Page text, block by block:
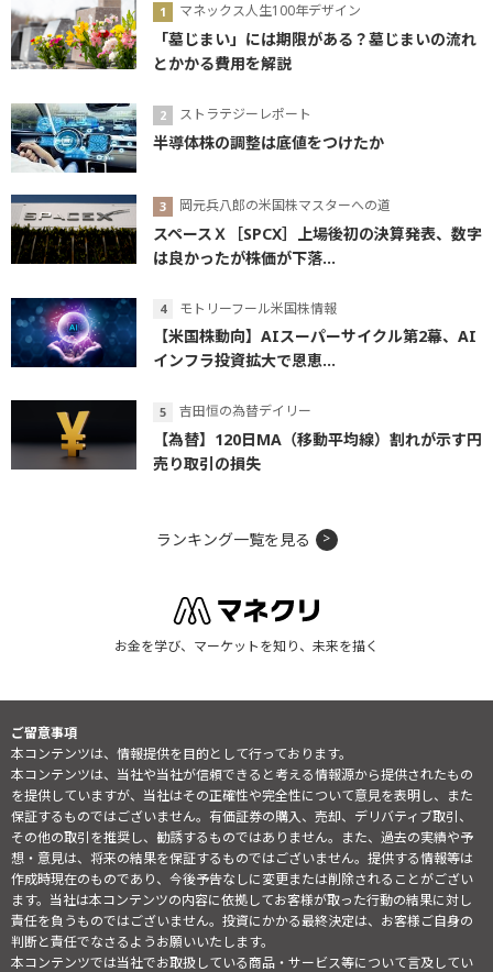
マネックス人生100年デザイン
「墓じまい」には期限がある？墓じまいの流れ
とかかる費用を解説
ストラテジーレポート
半導体株の調整は底値をつけたか
岡元兵八郎の米国株マスターへの道
スペースＸ［SPCX］上場後初の決算発表、数字
は良かったが株価が下落...
モトリーフール米国株情報
【米国株動向】AIスーパーサイクル第2幕、AI
インフラ投資拡大で恩恵...
吉田恒の為替デイリー
【為替】120日MA（移動平均線）割れが示す円
売り取引の損失
ランキング一覧を見る
お金を学び、マーケットを知り、未来を描く
ご留意事項
本コンテンツは、情報提供を目的として行っております。
本コンテンツは、当社や当社が信頼できると考える情報源から提供されたもの
を提供していますが、当社はその正確性や完全性について意見を表明し、また
保証するものではございません。有価証券の購入、売却、デリバティブ取引、
その他の取引を推奨し、勧誘するものではありません。また、過去の実績や予
想・意見は、将来の結果を保証するものではございません。提供する情報等は
作成時現在のものであり、今後予告なしに変更または削除されることがござい
ます。当社は本コンテンツの内容に依拠してお客様が取った行動の結果に対し
責任を負うものではございません。投資にかかる最終決定は、お客様ご自身の
判断と責任でなさるようお願いいたします。
本コンテンツでは当社でお取扱している商品・サービス等について言及してい